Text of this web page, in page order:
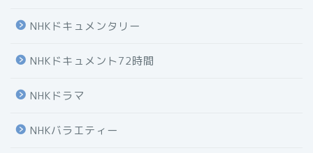
NHKドキュメンタリー
NHKドキュメント72時間
NHKドラマ
NHKバラエティー